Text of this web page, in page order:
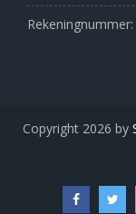
Copyright 2026 by